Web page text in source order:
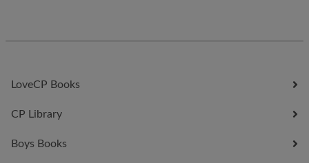
LoveCP Books
CP Library
Boys Books